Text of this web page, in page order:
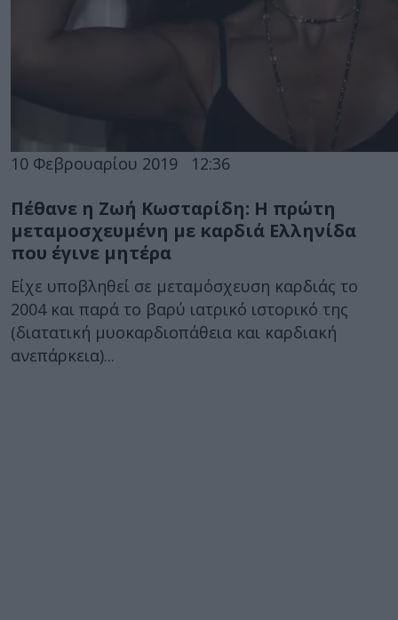
10 Φεβρουαρίου 2019 12:36
Πέθανε η Ζωή Κωσταρίδη: Η πρώτη
μεταμοσχευμένη με καρδιά Ελληνίδα
που έγινε μητέρα
Είχε υποβληθεί σε μεταμόσχευση καρδιάς το
2004 και παρά το βαρύ ιατρικό ιστορικό της
(διατατική μυοκαρδιοπάθεια και καρδιακή
ανεπάρκεια)...